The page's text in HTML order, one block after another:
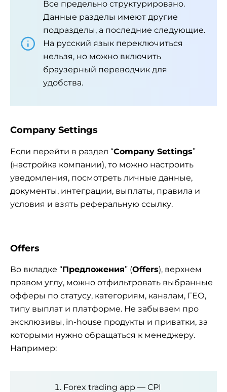
Все предельно структурировано.
Данные разделы имеют другие
подразделы, а последние следующие.
На русский язык переключиться
нельзя, но можно включить
браузерный переводчик для
удобства.
Company Settings
Если перейти в раздел “Company Settings”
(настройка компании), то можно настроить
уведомления, посмотреть личные данные,
документы, интеграции, выплаты, правила и
условия и взять реферальную ссылку.
Offers
Во вкладке “Предложения” (Offers), верхнем
правом углу, можно отфильтровать выбранные
офферы по статусу, категориям, каналам, ГЕО,
типу выплат и платформе. Не забываем про
эксклюзивы, in-house продукты и приватки, за
которыми нужно обращаться к менеджеру.
Например:
Forex trading app — CPI